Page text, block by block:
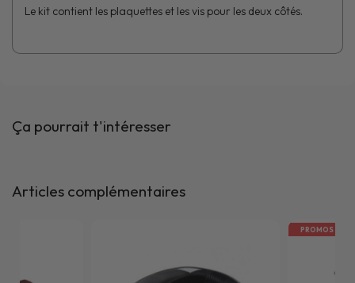
Le kit contient les plaquettes et les vis pour les deux côtés.
Ça pourrait t'intéresser
Articles complémentaires
PROMOS